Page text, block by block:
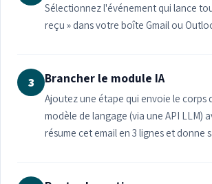
Sélectionnez l'événement qui lance
reçu » dans votre boîte Gmail ou
3 Brancher le module IA
Ajoutez une étape qui envoie le corps
modèle de langage (via une API LLM)
résume cet email en 3 lignes et donne